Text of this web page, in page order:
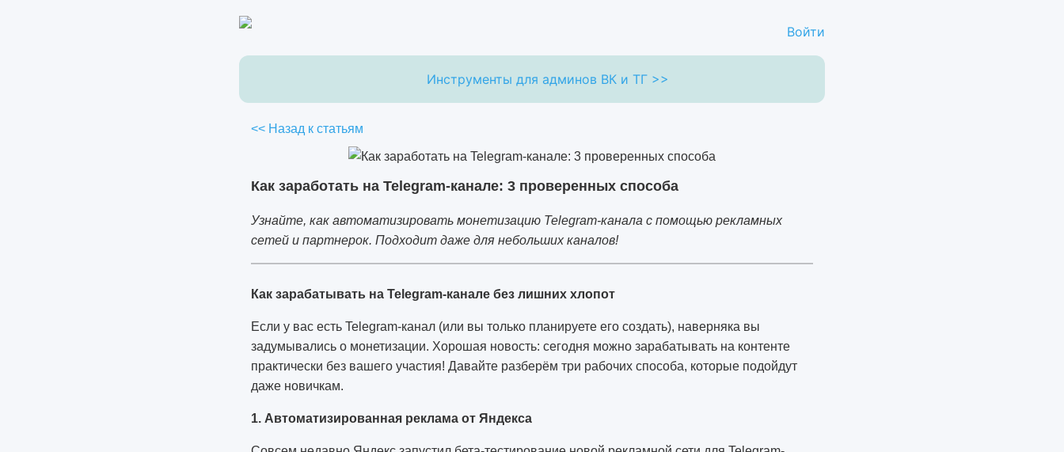
Войти
Инструменты для админов ВК и ТГ >>
<< Назад к статьям
Как заработать на Telegram-канале: 3 проверенных способа
Узнайте, как автоматизировать монетизацию Telegram-канала с помощью рекламных
сетей и партнерок. Подходит даже для небольших каналов!
Как зарабатывать на Telegram-канале без лишних хлопот
Если у вас есть Telegram-канал (или вы только планируете его создать), наверняка вы
задумывались о монетизации. Хорошая новость: сегодня можно зарабатывать на контенте
практически без вашего участия! Давайте разберём три рабочих способа, которые подойдут
даже новичкам.
1. Автоматизированная реклама от Яндекса